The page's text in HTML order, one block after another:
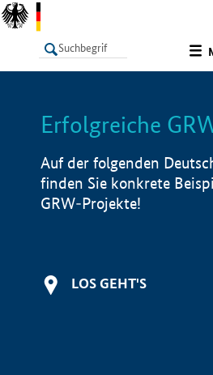
LISTE
Erfolgreiche
Auf der folgenden
finden Sie konkrete
GRW-Projekte!
LOS GEHT'S